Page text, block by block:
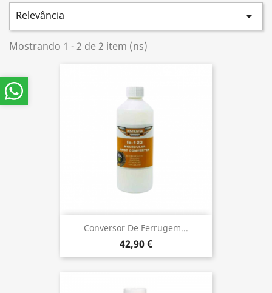
Relevância 
Mostrando 1 - 2 de 2 item (ns)
Conversor De Ferrugem...
42,90 €